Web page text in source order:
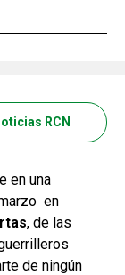
RCN
en una
en
, de las
de ningún